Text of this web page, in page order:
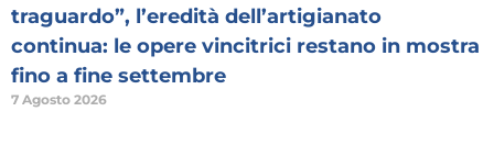
traguardo”, l’eredità dell’artigianato
continua: le opere vincitrici restano in mostra
fino a fine settembre
7 Agosto 2026